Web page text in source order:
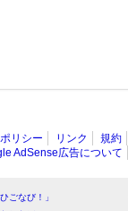
リシー リンク 規約
AdSense広告について
ごなび！」